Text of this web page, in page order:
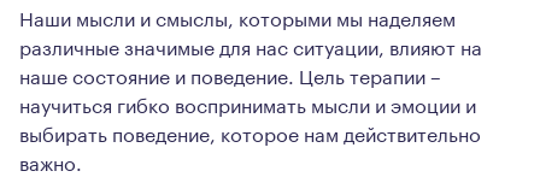
Наши мысли и смыслы, которыми мы наделяем
различные значимые для нас ситуации, влияют на
наше состояние и поведение. Цель терапии –
научиться гибко воспринимать мысли и эмоции и
выбирать поведение, которое нам действительно
важно.